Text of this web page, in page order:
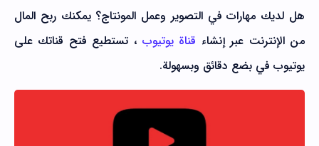
هل لديك مهارات في التصوير وعمل المونتاج؟ يمكنك ربح المال
من الإنترنت عبر إنشاء قناة يوتيوب ، تستطيع فتح قناتك على
يوتيوب في بضع دقائق وبسهولة.